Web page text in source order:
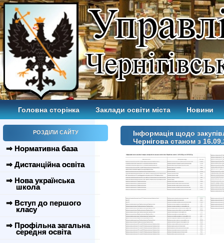
Головна сторінка Заклади освіти міста Новини
РОЗДІЛИ САЙТУ
⇒ Нормативна база
⇒ Дистанційна освіта
⇒ Нова українська
школа
⇒ Вступ до першого
класу
⇒ Профільна загальна
середня освіта
Інформація щодо
Чернігова станом з